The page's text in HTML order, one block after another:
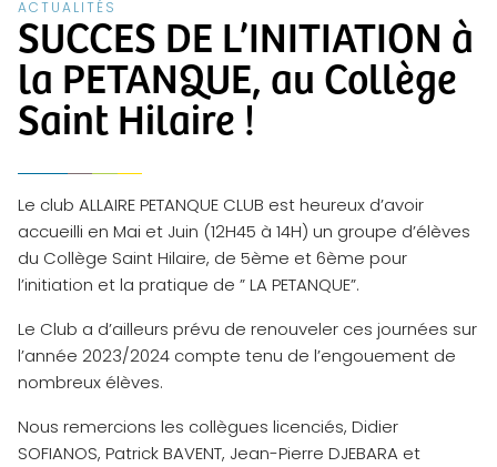
ACTUALITÉS
SUCCES DE L’INITIATION à
la PETANQUE, au Collège
Saint Hilaire !
Le club ALLAIRE PETANQUE CLUB est heureux d’avoir
accueilli en Mai et Juin (12H45 à 14H) un groupe d’élèves
du Collège Saint Hilaire, de 5ème et 6ème pour
l’initiation et la pratique de ” LA PETANQUE”.
Le Club a d’ailleurs prévu de renouveler ces journées sur
l’année 2023/2024 compte tenu de l’engouement de
nombreux élèves.
Nous remercions les collègues licenciés, Didier
SOFIANOS, Patrick BAVENT, Jean-Pierre DJEBARA et